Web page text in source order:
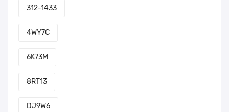
312-1433
4WY7C
6K73M
8RT13
DJ9W6